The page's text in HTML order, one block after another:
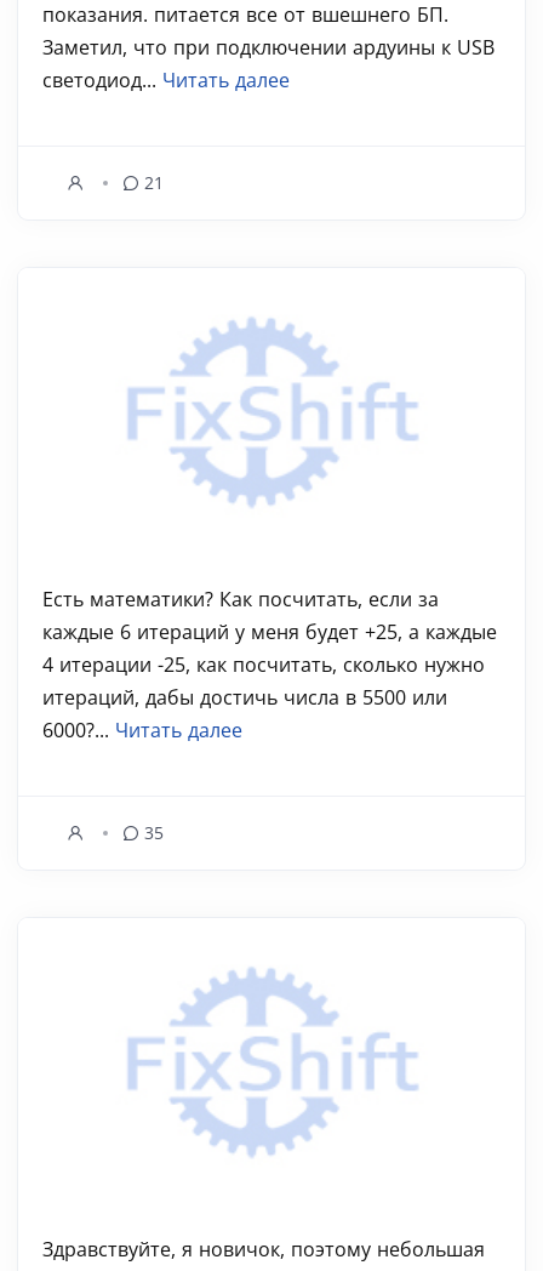
показания. питается все от вшешнего БП.
Заметил, что при подключении ардуины к USB
светодиод... Читать далее
21
Есть математики? Как посчитать, если за
каждые 6 итераций у меня будет +25, а каждые
4 итерации -25, как посчитать, сколько нужно
итераций, дабы достичь числа в 5500 или
6000?... Читать далее
35
Здравствуйте, я новичок, поэтому небольшая